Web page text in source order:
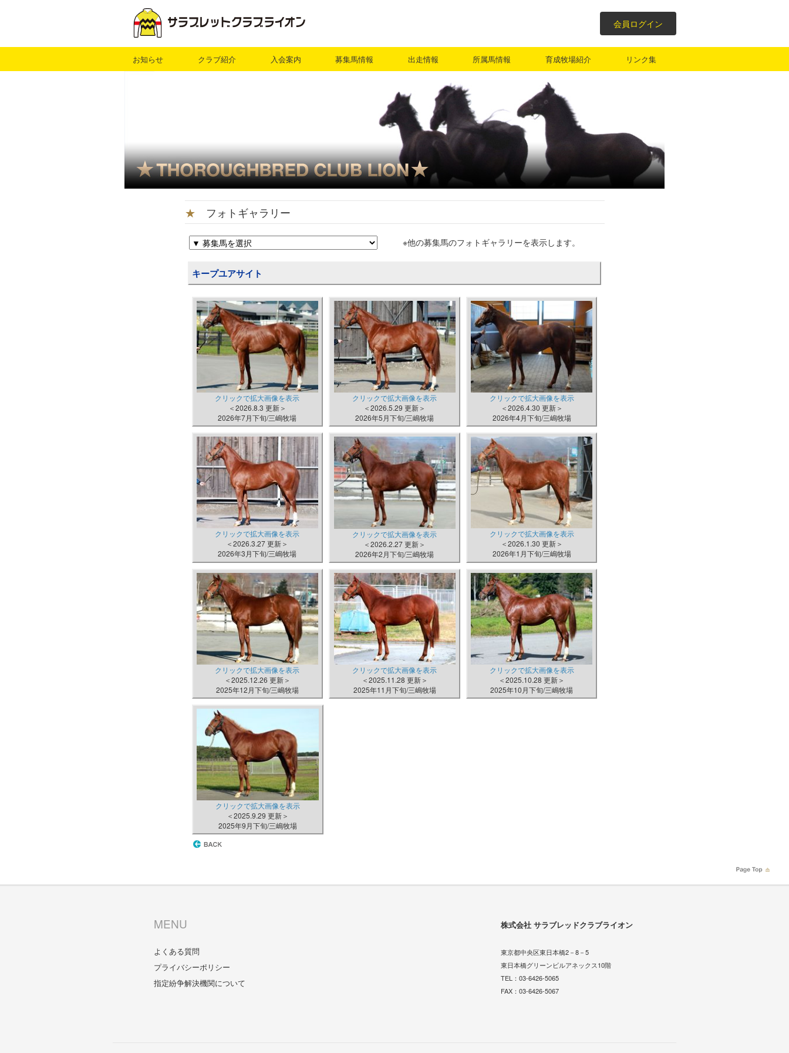
会員ログイン
お知らせ クラブ紹介 入会案内 募集馬情報 出走情報 所属馬情報 育成牧場紹介 リンク集
★ フォトギャラリー
※他の募集馬のフォトギャラリーを表示します。
キープユアサイト
クリックで拡大画像を表示
＜2026.8.3 更新＞
2026年7月下旬/三嶋牧場
クリックで拡大画像を表示
＜2026.5.29 更新＞
2026年5月下旬/三嶋牧場
クリックで拡大画像を表示
＜2026.4.30 更新＞
2026年4月下旬/三嶋牧場
クリックで拡大画像を表示
＜2026.3.27 更新＞
2026年3月下旬/三嶋牧場
クリックで拡大画像を表示
＜2026.2.27 更新＞
2026年2月下旬/三嶋牧場
クリックで拡大画像を表示
＜2026.1.30 更新＞
2026年1月下旬/三嶋牧場
クリックで拡大画像を表示
＜2025.12.26 更新＞
2025年12月下旬/三嶋牧場
クリックで拡大画像を表示
＜2025.11.28 更新＞
2025年11月下旬/三嶋牧場
クリックで拡大画像を表示
＜2025.10.28 更新＞
2025年10月下旬/三嶋牧場
クリックで拡大画像を表示
＜2025.9.29 更新＞
2025年9月下旬/三嶋牧場
MENU
よくある質問
プライバシーポリシー
指定紛争解決機関について
株式会社 サラブレッドクラブライオン
東京都中央区東日本橋2－8－5
東日本橋グリーンビルアネックス10階
TEL：03-6426-5065
FAX：03-6426-5067